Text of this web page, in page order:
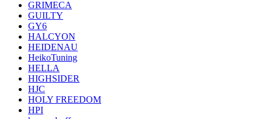
GRIMECA
GUILTY
GY6
HALCYON
HEIDENAU
HeikoTuning
HELLA
HIGHSIDER
HJC
HOLY FREEDOM
HPI